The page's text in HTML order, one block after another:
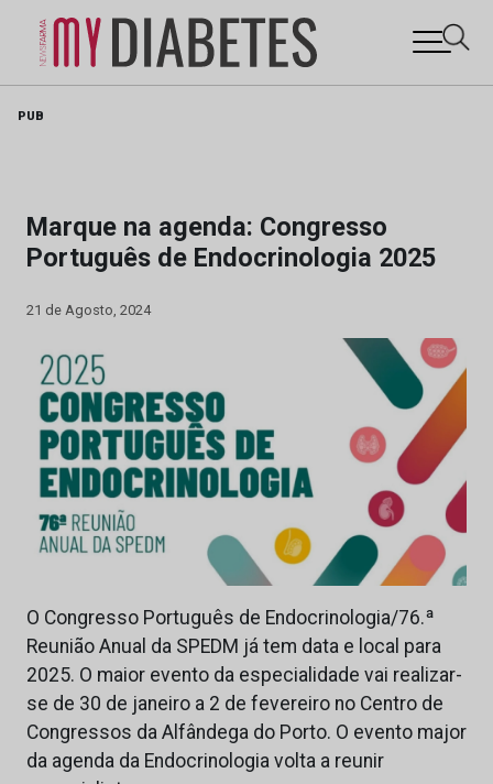
PUB
Marque na agenda: Congresso
Português de Endocrinologia 2025
21 de Agosto, 2024
O Congresso Português de Endocrinologia/76.ª
Reunião Anual da SPEDM já tem data e local para
2025. O maior evento da especialidade vai realizar-
se de 30 de janeiro a 2 de fevereiro no Centro de
Congressos da Alfândega do Porto. O evento major
da agenda da Endocrinologia volta a reunir